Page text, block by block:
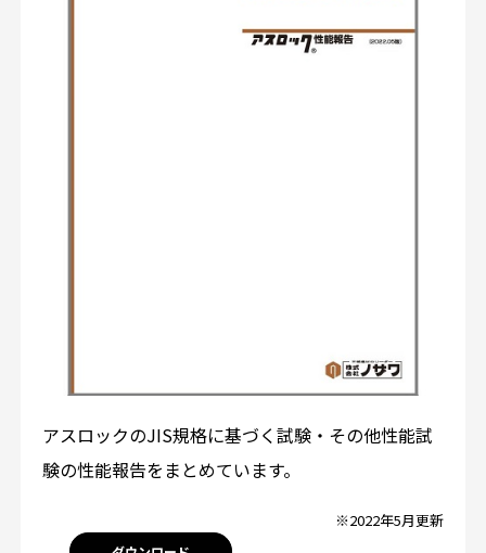
アスロックのJIS規格に基づく試験・その他性能試
験の性能報告をまとめています。
※2022年5月更新